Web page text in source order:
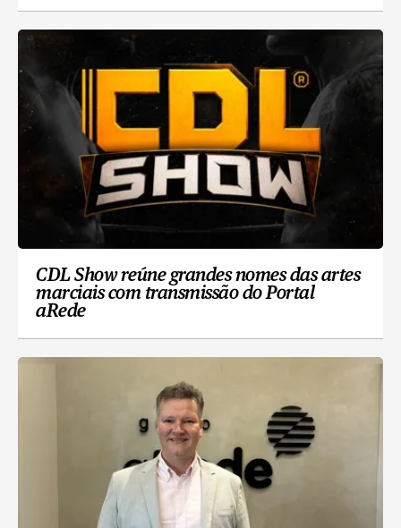
CDL Show reúne grandes nomes das artes
marciais com transmissão do Portal
aRede